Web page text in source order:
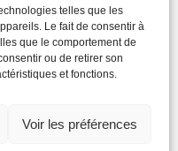
telles que les
Le fait de consentir à
que le comportement de
ou de retirer son
et fonctions.
Voir les préférences
en